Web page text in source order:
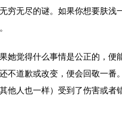
穷无尽的谜。如果你想要肤浅
她觉得什么事情是公正的，便
不道歉或改变，便会回敬一番
他人也一样）受到了伤害或者